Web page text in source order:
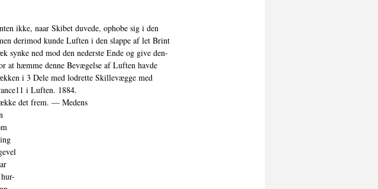
ikke, naar Skibet duvede, ophobe sig i den
derimod kunde Luften i den slappe af let Brint
synke ned mod den nederste Ende og give den-
at hæmme denne Bevægelse af Luften havde
i 3 Dele med lodrette Skillevægge med
i Luften. 1884.
det frem. — Medens